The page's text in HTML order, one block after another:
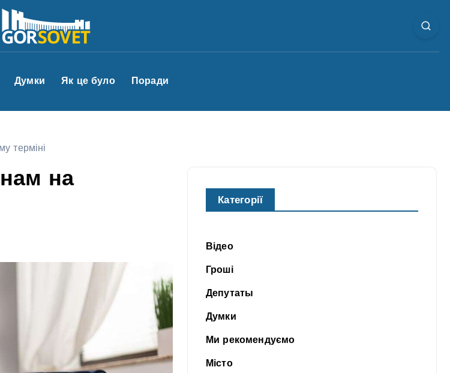
Думки Як це було Поради
терміні
на
Категорії
Відео
Гроші
Депутаты
Думки
Ми рекомендуємо
Місто